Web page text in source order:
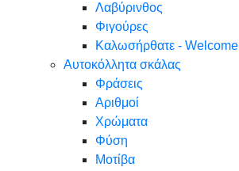
Λαβύρινθος
Φιγούρες
Καλωσήρθατε - Welcome
Αυτοκόλλητα σκάλας
Φράσεις
Αριθμοί
Χρώματα
Φύση
Μοτίβα